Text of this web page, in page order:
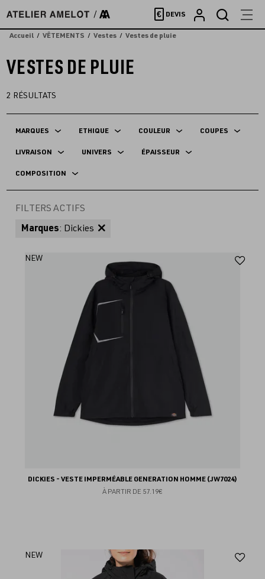
directement
au
€ DEVIS
Accueil VÊTEMENTS Vestes Vestes de pluie
VESTES DE PLUIE
2 RÉSULTATS
MARQUES ETHIQUE COULEUR COUPES
LIVRAISON UNIVERS ÉPAISSEUR
COMPOSITION
FILTERS ACTIFS
Marques: Dickies
NEW
DICKIES - VESTE IMPERMÉABLE GENERATION HOMME (JW7024)
À PARTIR DE 57.19€
NEW